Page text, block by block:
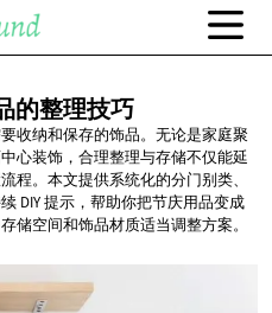
的整理技巧
收纳和保存的饰品。无论是家庭聚
心装饰，合理整理与存储不仅能延
程。本文提供系统化的分门别类、
DIY 提示，帮助你把节庆用品变成
储空间和饰品材质适当调整方案。